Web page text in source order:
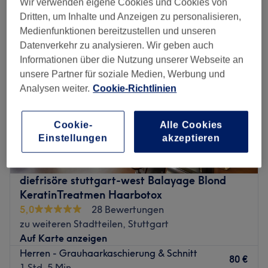
diefrisöre stuttgart-west Balayage Blond
KeratinTreatmen Haarbotox
5,0
28 Bewertungen
zu weiteren Stadtteilen, Stuttgart
Auf Karte anzeigen
Herren - Grauhaarkaschierung & Schnitt
80 €
Dritten, um Inhalte und Anzeigen zu personalisieren,
Medienfunktionen bereitzustellen und unseren
Datenverkehr zu analysieren. Wir geben auch
Informationen über die Nutzung unserer Webseite an
unsere Partner für soziale Medien, Werbung und
Analysen weiter. Cookie-Richtlinien
Cookie-
Einstellungen
Alle Cookies
akzeptieren